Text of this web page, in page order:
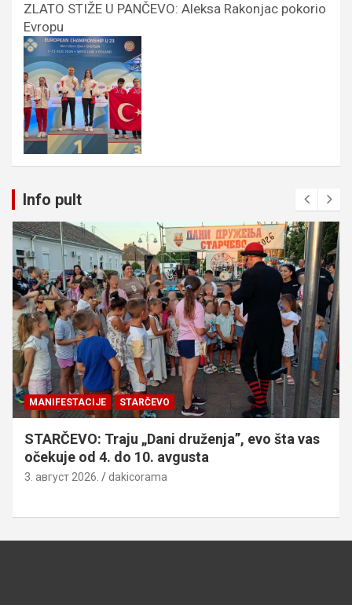
ZLATO STIŽE U PANČEVO: Aleksa Rakonjac pokorio
Evropu
Info pult
MANIFESTACIJE STARČEVO
STARČEVO: Traju „Dani druženja”, evo šta vas
očekuje od 4. do 10. avgusta
3. август 2026. dakicorama